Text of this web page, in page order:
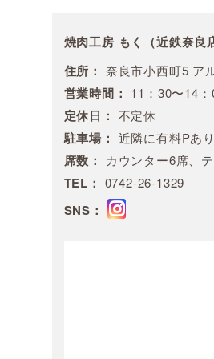
焼肉工房 もく（近鉄奈良
住所： 奈良市小西町5 ア
営業時間： 11：30〜14
定休日： 不定休
駐車場： 近隣に有料Pあり
席数： カウンター6席、
TEL： 0742-26-1329
SNS：